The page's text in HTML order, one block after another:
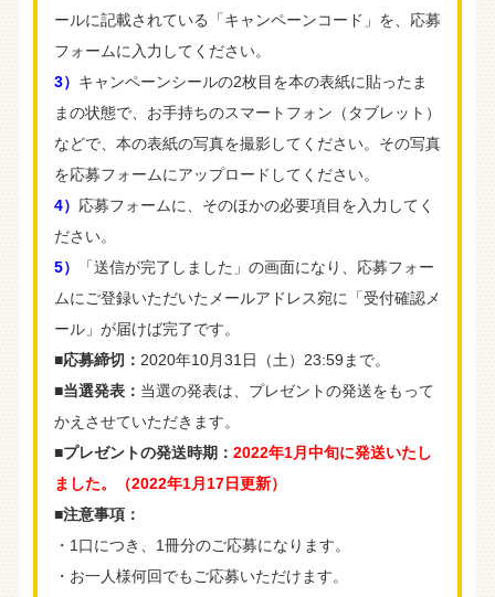
ールに記載されている「キャンペーンコード」を、応募
フォームに入力してください。
3） キャンペーンシールの2枚目を本の表紙に貼ったま
まの状態で、お手持ちのスマートフォン（タブレット）
などで、本の表紙の写真を撮影してください。その写真
を応募フォームにアップロードしてください。
4） 応募フォームに、そのほかの必要項目を入力してく
ださい。
5）
「送信が完了しました」の画面になり、応募フォー
ムにご登録いただいたメールアドレス宛に「受付確認メ
ール」が届けば完了です。
■応募締切： 2020年10月31日（土）23:59まで。
■当選発表： 当選の発表は、プレゼントの発送をもって
かえさせていただきます。
■プレゼントの発送時期： 2022年1月中旬に発送いたし
ました。（2022年1月17日更新）​
■注意事項：
・1口につき、1冊分のご応募になります。
・お一人様何回でもご応募いただけます。